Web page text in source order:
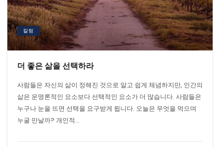
칼럼
더 좋은 삶을 선택하라
사람들은 자신의 삶이 정해진 것으로 알고 쉽게 체념하지만, 인간의
삶은 운명론적인 요소보다 선택적인 요소가 더 많습니다. 사람들은
누구나 눈을 뜨면 선택을 요구받게 됩니다. 오늘은 무엇을 먹으며
누굴 만날까? 개인적...